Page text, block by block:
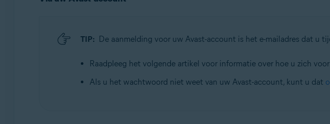
TIP: De aanmelding voor uw Avast-account is het e-mailadres dat u
Raadpleeg het volgende artikel voor informatie over hoe u zich
Als u het wachtwoord niet weet van uw Avast-account, kunt u dat